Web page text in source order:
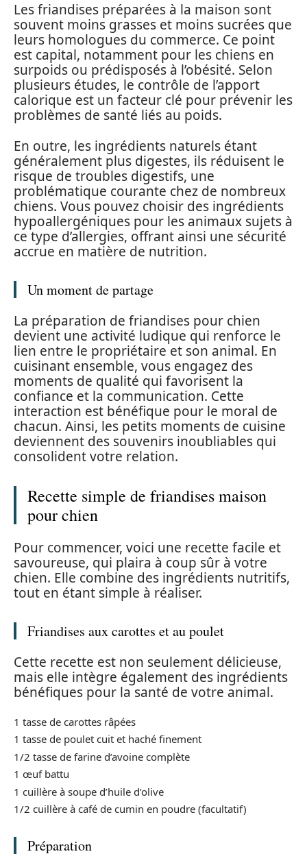
Les friandises préparées à la maison sont
souvent moins grasses et moins sucrées que
leurs homologues du commerce. Ce point
est capital, notamment pour les chiens en
surpoids ou prédisposés à l’obésité. Selon
plusieurs études, le contrôle de l’apport
calorique est un facteur clé pour prévenir les
problèmes de santé liés au poids.
En outre, les ingrédients naturels étant
généralement plus digestes, ils réduisent le
risque de troubles digestifs, une
problématique courante chez de nombreux
chiens. Vous pouvez choisir des ingrédients
hypoallergéniques pour les animaux sujets à
ce type d’allergies, offrant ainsi une sécurité
accrue en matière de nutrition.
Un moment de partage
La préparation de friandises pour chien
devient une activité ludique qui renforce le
lien entre le propriétaire et son animal. En
cuisinant ensemble, vous engagez des
moments de qualité qui favorisent la
confiance et la communication. Cette
interaction est bénéfique pour le moral de
chacun. Ainsi, les petits moments de cuisine
deviennent des souvenirs inoubliables qui
consolident votre relation.
Recette simple de friandises maison
pour chien
Pour commencer, voici une recette facile et
savoureuse, qui plaira à coup sûr à votre
chien. Elle combine des ingrédients nutritifs,
tout en étant simple à réaliser.
Friandises aux carottes et au poulet
Cette recette est non seulement délicieuse,
mais elle intègre également des ingrédients
bénéfiques pour la santé de votre animal.
1 tasse de carottes râpées
1 tasse de poulet cuit et haché finement
1/2 tasse de farine d’avoine complète
1 œuf battu
1 cuillère à soupe d’huile d’olive
1/2 cuillère à café de cumin en poudre (facultatif)
Préparation